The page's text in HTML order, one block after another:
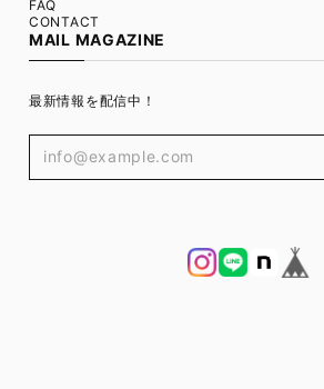
FAQ
CONTACT
MAIL MAGAZINE
最新情報を配信中！